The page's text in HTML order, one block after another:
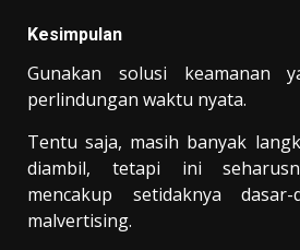
Kesimpulan
Gunakan solusi keamanan
perlindungan waktu nyata.
Tentu saja, masih banyak
diambil, tetapi ini
mencakup setidaknya dasar-
malvertising.